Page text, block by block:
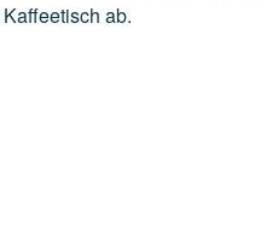
Kaffeetisch ab.